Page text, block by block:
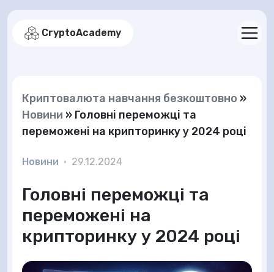
CryptoAcademy
Криптовалюта навчання безкоштовно »
Новини » Головні переможці та
переможені на крипторинку у 2024 році
Новини • 29.12.2024
Головні переможці та
переможені на
крипторинку у 2024 році